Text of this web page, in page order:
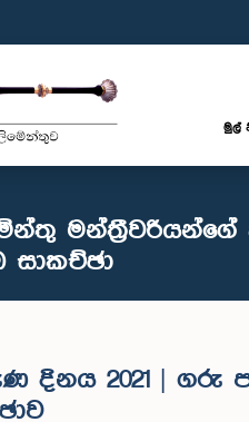
මුල්
මන්ත්‍රීවරියන්ගේ
සාකච්ඡා
දිනය 2021 | ගරු